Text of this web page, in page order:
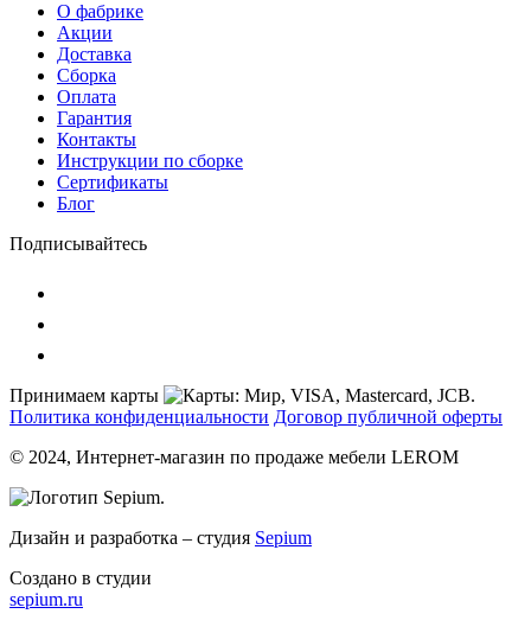
О фабрике
Акции
Доставка
Сборка
Оплата
Гарантия
Контакты
Инструкции по сборке
Сертификаты
Блог
Подписывайтесь
Принимаем карты
Политика конфиденциальности Договор публичной оферты
© 2024, Интернет-магазин по продаже мебели LEROM
Дизайн и разработка – студия Sepium
Создано в студии
sepium.ru